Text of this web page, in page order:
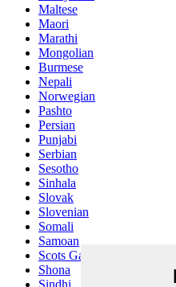
Maltese
Maori
Marathi
Mongolian
Burmese
Nepali
Norwegian
Pashto
Persian
Punjabi
Serbian
Sesotho
Sinhala
Slovak
Slovenian
Somali
Samoan
Scots Gaelic
Shona